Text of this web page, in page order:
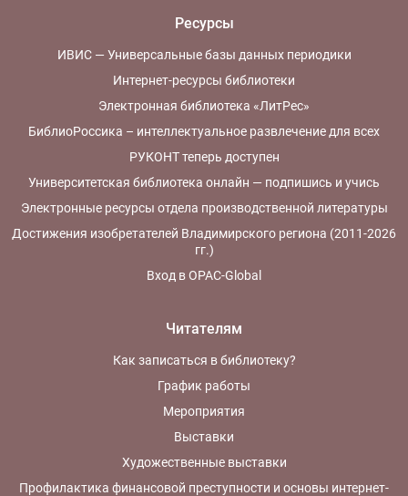
Ресурсы
ИВИС — Универсальные базы данных периодики
Интернет-ресурсы библиотеки
Электронная библиотека «ЛитРес»
БиблиоРоссика – интеллектуальное развлечение для всех
РУКОНТ теперь доступен
Университетская библиотека онлайн — подпишись и учись
Электронные ресурсы отдела производственной литературы
Достижения изобретателей Владимирского региона (2011-2026
гг.)
Вход в OPAC-Global
Читателям
Как записаться в библиотеку?
График работы
Мероприятия
Выставки
Художественные выставки
Профилактика финансовой преступности и основы интернет-